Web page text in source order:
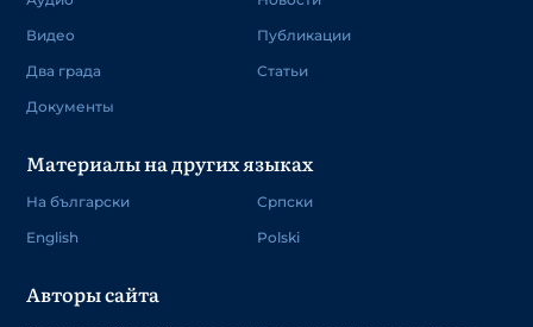
Видео
Два града
Документы
Публикации
Статьи
Материалы на других языках
На български
English
Српски
Polski
Авторы сайта